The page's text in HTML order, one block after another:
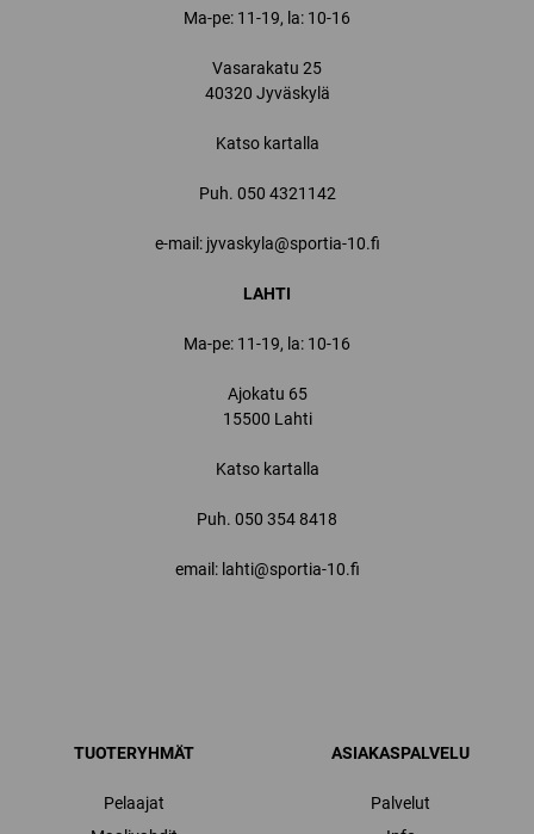
Ma-pe: 11-19, la: 10-16
Vasarakatu 25
40320 Jyväskylä
Katso kartalla
Puh. 050 4321142
e-mail: jyvaskyla@sportia-10.fi
LAHTI
Ma-pe: 11-19, la: 10-16
Ajokatu 65
15500 Lahti
Katso kartalla
Puh. 050 354 8418
email: lahti@sportia-10.fi
TUOTERYHMÄT
Pelaajat
ASIAKASPALVELU
Palvelut